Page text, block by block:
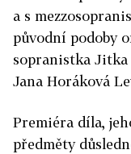
a s
původní podoby
sopranistka Jitka
Jana Horáková
Premiéra díla,
předměty